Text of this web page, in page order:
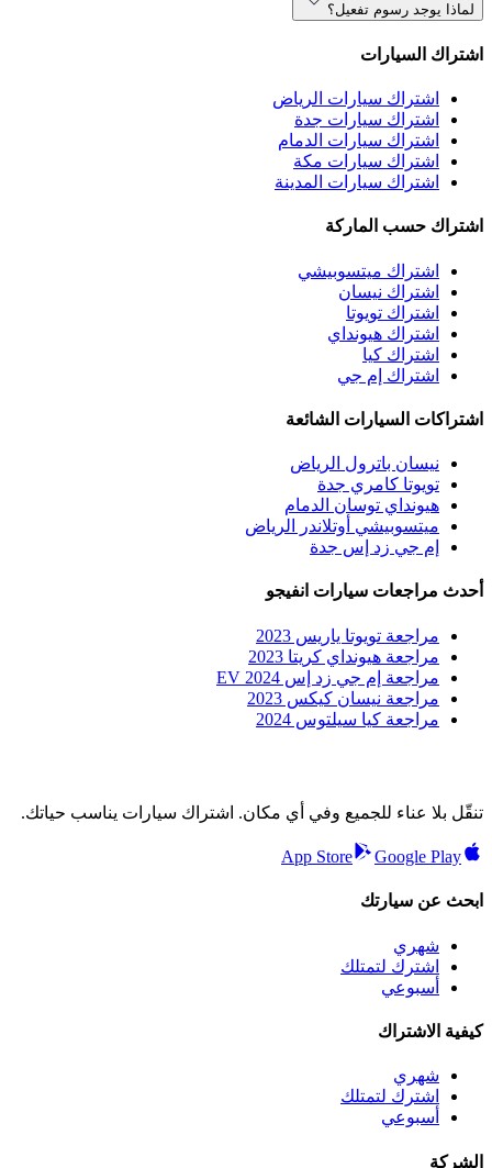
لماذا يوجد رسوم تفعيل؟
اشتراك السيارات
اشتراك سيارات الرياض
اشتراك سيارات جدة
اشتراك سيارات الدمام
اشتراك سيارات مكة
اشتراك سيارات المدينة
اشتراك حسب الماركة
اشتراك ميتسوبيشي
اشتراك نيسان
اشتراك تويوتا
اشتراك هيونداي
اشتراك كيا
اشتراك إم جي
اشتراكات السيارات الشائعة
نيسان باترول الرياض
تويوتا كامري جدة
هيونداي توسان الدمام
ميتسوبيشي أوتلاندر الرياض
إم جي زد إس جدة
أحدث مراجعات سيارات انفيجو
مراجعة تويوتا ياريس 2023
مراجعة هيونداي كريتا 2023
مراجعة إم جي زد إس EV 2024
مراجعة نيسان كيكس 2023
مراجعة كيا سيلتوس 2024
تنقّل بلا عناء للجميع وفي أي مكان. اشتراك سيارات يناسب حياتك.
App Store Google Play
ابحث عن سيارتك
شهري
اشترك لتمتلك
أسبوعي
كيفية الاشتراك
شهري
اشترك لتمتلك
أسبوعي
الشركة